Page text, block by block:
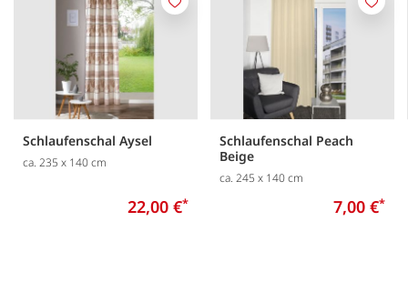
Schlaufenschal Aysel
ca. 235 x 140 cm
22,00 €*
Merken
Schlaufenschal Peach
Beige
ca. 245 x 140 cm
7,00 €*